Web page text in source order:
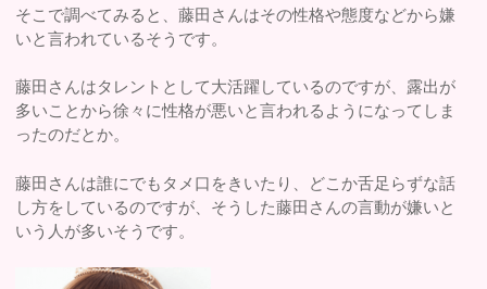
そこで調べてみると、藤田さんはその性格や態度などから嫌
いと言われているそうです。
藤田さんはタレントとして大活躍しているのですが、露出が
多いことから徐々に性格が悪いと言われるようになってしま
ったのだとか。
藤田さんは誰にでもタメ口をきいたり、どこか舌足らずな話
し方をしているのですが、そうした藤田さんの言動が嫌いと
いう人が多いそうです。